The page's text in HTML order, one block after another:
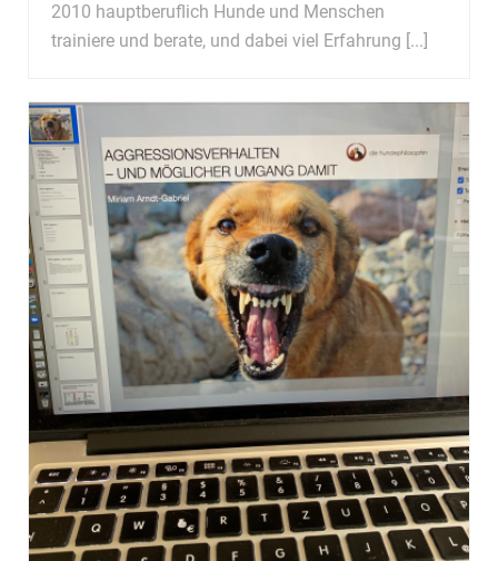
2010 hauptberuflich Hunde und Menschen
trainiere und berate, und dabei viel Erfahrung [...]